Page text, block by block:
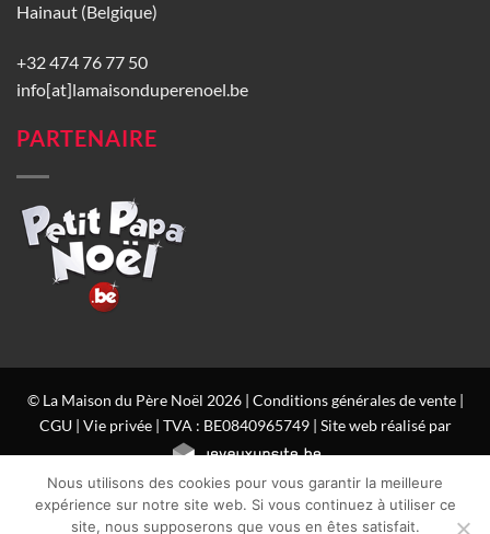
Hainaut (Belgique)
+32 474 76 77 50
info[at]lamaisonduperenoel.be
PARTENAIRE
© La Maison du Père Noël 2026 | Conditions générales de vente|
CGU| Vie privée| TVA : BE0840965749 | Site web réalisé par
Nous utilisons des cookies pour vous garantir la meilleure
expérience sur notre site web. Si vous continuez à utiliser ce
site, nous supposerons que vous en êtes satisfait.